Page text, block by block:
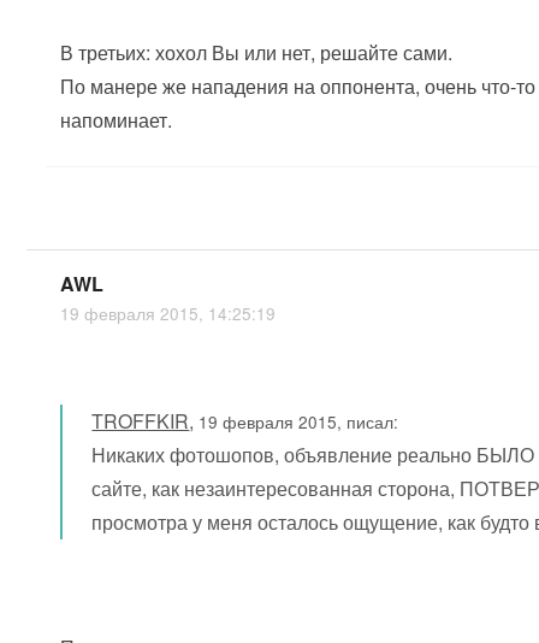
В третьих: хохол Вы или нет, решайте сами.
По манере же нападения на оппонента, очень что-то
напоминает.
AWL
19 февраля 2015, 14:25:19
TROFFKIR, 19 февраля 2015, писал:
Никаких фотошопов, объявление реально
сайте, как незаинтересованная сторона,
просмотра у меня осталось ощущение, как